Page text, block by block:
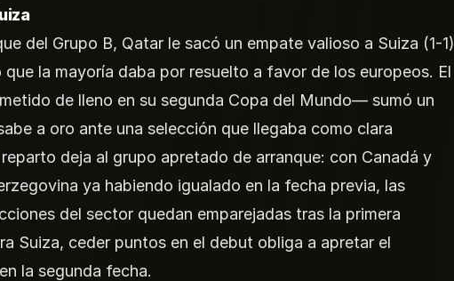
del Grupo B, Qatar le sacó un empate valioso a Suiza (1-1)
que la mayoría daba por resuelto a favor de los europeos. El
de lleno en su segunda Copa del Mundo— sumó un
a oro ante una selección que llegaba como clara
deja al grupo apretado de arranque: con Canadá y
ya habiendo igualado en la fecha previa, las
del sector quedan emparejadas tras la primera
Suiza, ceder puntos en el debut obliga a apretar el
la segunda fecha.